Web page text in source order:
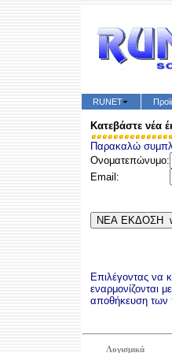
RUNET
Κατεβάστε νέα
Παρακαλώ
Ονοματεπώνυμο:
Email:
Επιλέγοντας να
εναρμονίζονται
αποθήκευση
Λογισμικά